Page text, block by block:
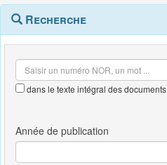
Navigation
outils
Menu
contextuel
Recherche
dans le texte intégral des documents